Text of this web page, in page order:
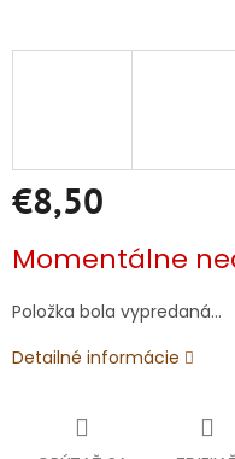
€8,50
cena:
Momentálne
Položka bola vypredaná…
Detailné informácie